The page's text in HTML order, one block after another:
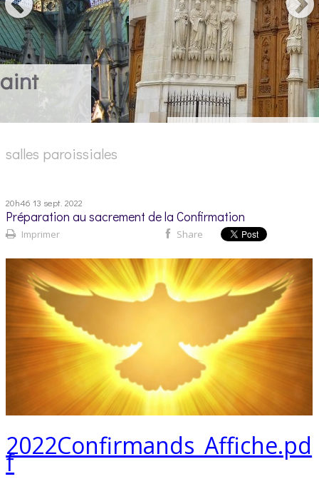
salles paroissiales
20h46 13 sept. 2022
Préparation au sacrement de la Confirmation
Imprimer Share
2022Confirmands_Affiche.pd
f